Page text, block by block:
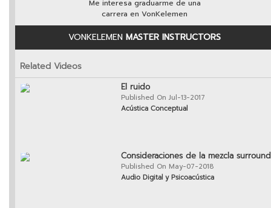
Me interesa graduarme de una
carrera en VonKelemen
VONKELEMEN MASTER INSTRUCTORS
Related Videos
El ruido
Published On Jul-13-2017
Acústica Conceptual
Consideraciones de la mezcla surround
Published On May-07-2018
Audio Digital y Psicoacústica